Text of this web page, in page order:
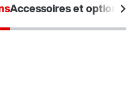
Accessoires et options